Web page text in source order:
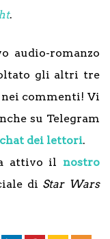
.
audio-romanzo
gli altri tre
nei commenti! Vi
su Telegram
chat dei lettori.
attivo il nostro
di Star Wars